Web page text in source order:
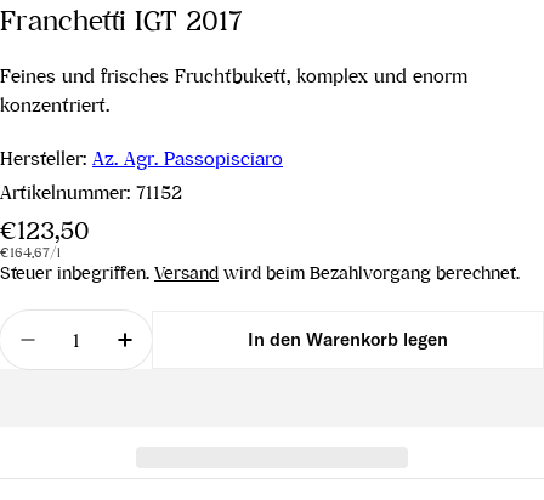
Franchetti IGT 2017
Feines und frisches Fruchtbukett, komplex und enorm
konzentriert.
Hersteller: Az. Agr. Passopisciaro
Artikelnummer: 71152
Regulärer
Preis
€123,50
Stückpreis
€164,67/pro
l
Steuer inbegriffen. Versand wird beim Bezahlvorgang berechnet.
Menge
Menge für Franchetti IGT 2017 verringern
Menge für Franchetti IGT 2017 erhöhen
In den Warenkorb legen